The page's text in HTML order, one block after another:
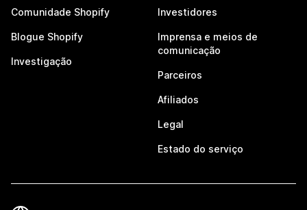
Comunidade Shopify
Blogue Shopify
Investigação
Investidores
Imprensa e meios de
comunicação
Parceiros
Afiliados
Legal
Estado do serviço